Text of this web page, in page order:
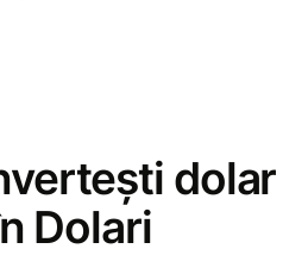
dolar
Dolari